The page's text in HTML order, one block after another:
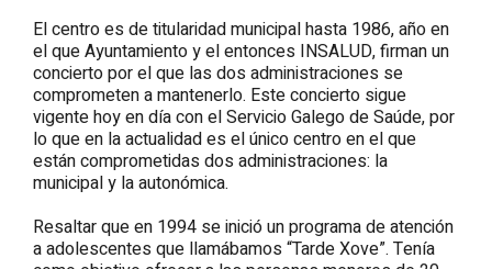
El centro es de titularidad municipal hasta 1986, año en
el que Ayuntamiento y el entonces INSALUD, firman un
concierto por el que las dos administraciones se
comprometen a mantenerlo. Este concierto sigue
vigente hoy en día con el Servicio Galego de Saúde, por
lo que en la actualidad es el único centro en el que
están comprometidas dos administraciones: la
municipal y la autonómica.
Resaltar que en 1994 se inició un programa de atención
a adolescentes que llamábamos “Tarde Xove”. Tenía